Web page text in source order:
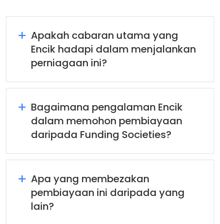
Apakah cabaran utama yang
Encik hadapi dalam menjalankan
perniagaan ini?
Bagaimana pengalaman Encik
dalam memohon pembiayaan
daripada Funding Societies?
Apa yang membezakan
pembiayaan ini daripada yang
lain?